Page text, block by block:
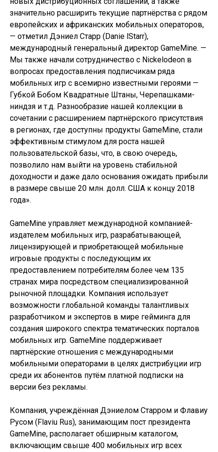
значительно расширить текущие партнёрства с рядом
европейских и африканских мобильных операторов,
— отметил Дэниел Старр (Danie lStarr),
международный генеральный директор GameMine. —
Мы также начали сотрудничество с Nickelodeon в
вопросах предоставления подписчикам ряда
мобильных игр с всемирно известными героями —
Губкой Бобом Квадратные Штаны, Черепашками-
ниндзя и т.д. Разнообразие нашей коллекции в
сочетании с расширением партнёрского присутствия
в регионах, где доступны продукты GameMine, стали
эффективным стимулом для роста нашей
пользовательской базы, что, в свою очередь,
позволило нам выйти на уровень стабильной
доходности и даже дало основания ожидать прибыли
в размере свыше 20 млн. долл. США к концу 2018
года».
GameMine управляет международной компанией-
издателем мобильных игр, разрабатывающей,
лицензирующей и приобретающей мобильные
игровые продукты с последующим их
предоставлением потребителям более чем 135
странах мира посредством специализированной
рыночной площадки. Компания использует
возможности глобальной команды талантливых
разработчиком и экспертов в мире гейминга для
создания широкого спектра тематических порталов
мобильных игр. GameMine поддерживает
партнёрские отношения с международными
мобильными операторами в целях дистрибуции игр
среди их абонентов путём платной подписки на
версии без рекламы.
Компания, учреждённая Дэниелом Старром и Флавиу
Русом (Flaviu Rus), занимающим пост президента
GameMine, располагает обширным каталогом,
включающим свыше 400 мобильных игр всех